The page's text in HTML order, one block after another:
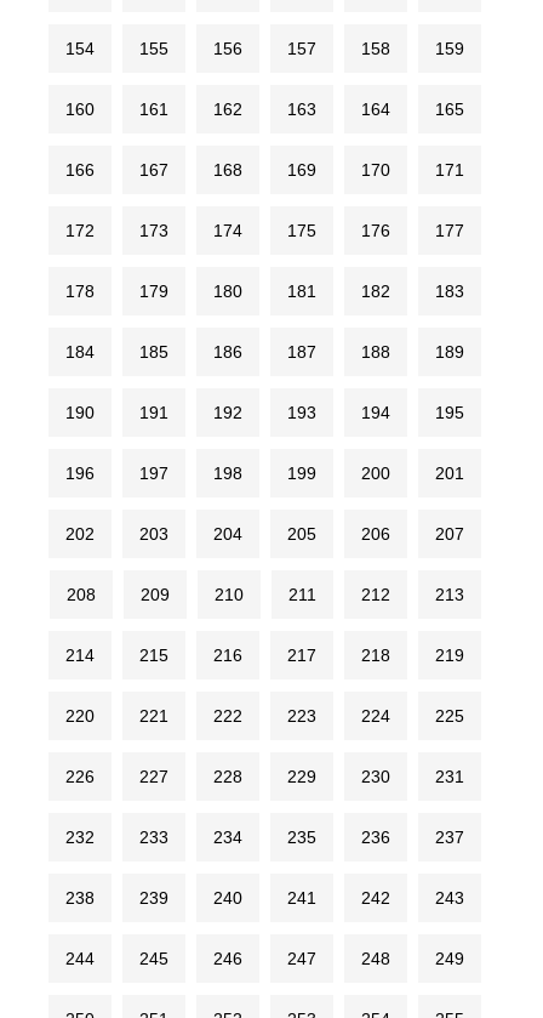
154 155 156 157 158 159
160 161 162 163 164 165
166 167 168 169 170 171
172 173 174 175 176 177
178 179 180 181 182 183
184 185 186 187 188 189
190 191 192 193 194 195
196 197 198 199 200 201
202 203 204 205 206 207
208 209 210 211 212 213
214 215 216 217 218 219
220 221 222 223 224 225
226 227 228 229 230 231
232 233 234 235 236 237
238 239 240 241 242 243
244 245 246 247 248 249